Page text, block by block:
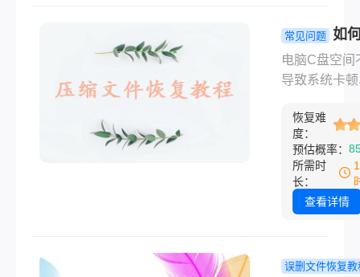
那么电脑误
文件怎么恢
本文将介绍
用的文件恢
法，帮助你
度挽回损失。
常见问题 如
电脑c盘内
试这10个实
电脑C盘空间
导致系统卡
影响日常使
么如何清理
内存呢？本
绍10种简单
清理方法，
恢复难
度：
预估概率：
所需时
长：
查看详情
误删文件恢复教